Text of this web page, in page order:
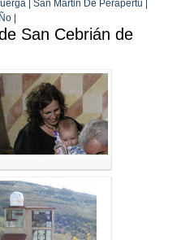
| San Martin De Perapertu |
|
San Cebrián de